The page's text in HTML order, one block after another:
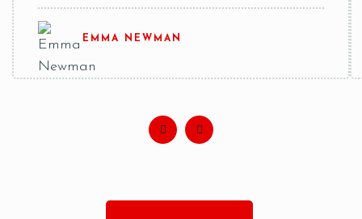
EMMA NEWMAN